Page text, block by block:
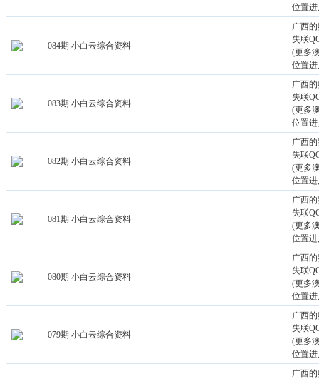
位置
084期 小白云综合资料
广西
失联
(更多
位置
083期 小白云综合资料
广西
失联
(更多
位置
082期 小白云综合资料
广西
失联
(更多
位置
081期 小白云综合资料
广西
失联
(更多
位置
080期 小白云综合资料
广西
失联
(更多
位置
079期 小白云综合资料
广西
失联
(更多
位置
广西